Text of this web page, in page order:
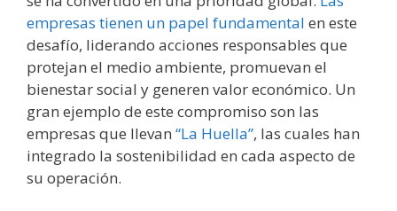
empresas tienen un papel fundamental en este
desafío, liderando acciones responsables que
protejan el medio ambiente, promuevan el
bienestar social y generen valor económico. Un
gran ejemplo de este compromiso son las
empresas que llevan “La Huella”, las cuales han
integrado la sostenibilidad en cada aspecto de
su operación.